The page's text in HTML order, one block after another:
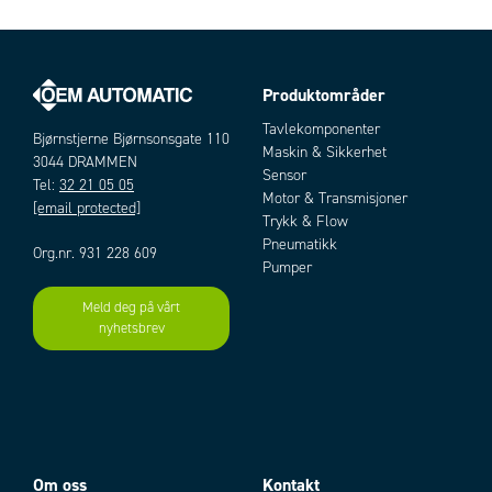
Artikler
Add to existing cart row
Bjørnstjerne Bjørnsonsgate 110
3044 DRAMMEN
Tel: 32 21 05 05
[email protected]
Org.nr. 931 228 609
Meld deg på vårt
nyhetsbrev
Produktområder
Tavlekomponenter
Maskin & Sikkerhet
Sensor
Motor & Transmisjoner
Trykk & Flow
Pneumatikk
Pumper
Om oss Kontakt